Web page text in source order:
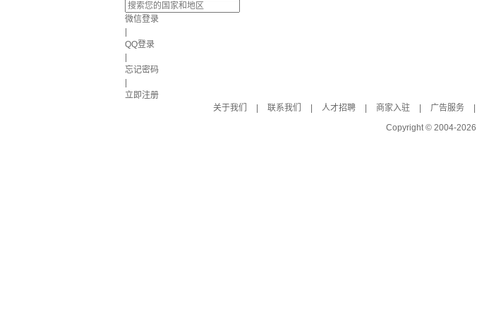
微信登录
QQ登录
忘记密码
立即注册
关于我们
联系我们 人才招聘 商家入驻 广告服务
Copyright © 2004-2026